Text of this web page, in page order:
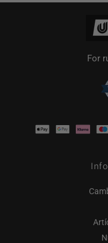
For